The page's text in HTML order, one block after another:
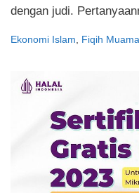
dengan judi.
Ekonomi Islam Fiqih